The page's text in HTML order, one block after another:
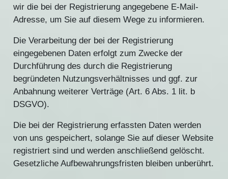
wir die bei der Registrierung angegebene E-Mail-
Adresse, um Sie auf diesem Wege zu informieren.
Die Verarbeitung der bei der Registrierung
eingegebenen Daten erfolgt zum Zwecke der
Durchführung des durch die Registrierung
begründeten Nutzungsverhältnisses und ggf. zur
Anbahnung weiterer Verträge (Art. 6 Abs. 1 lit. b
DSGVO).
Die bei der Registrierung erfassten Daten werden
von uns gespeichert, solange Sie auf dieser Website
registriert sind und werden anschließend gelöscht.
Gesetzliche Aufbewahrungsfristen bleiben unberührt.